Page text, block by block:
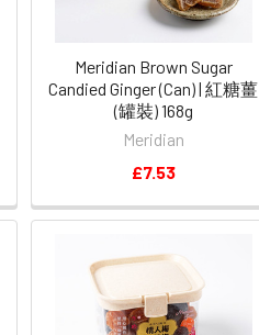
Meridian Brown Sugar
Candied Ginger (Can) | 紅糖薑
(罐裝) 168g
Meridian
£7.53